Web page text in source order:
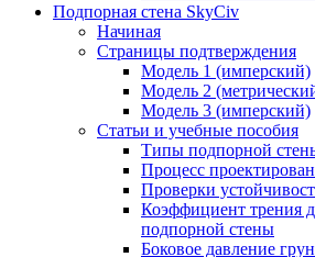
Подпорная стена SkyCiv
Начиная
Страницы подтверждения
Модель 1 (имперский)
Модель 2
Модель 3 (имперский)
Статьи и учебные пособия
Типы подпорной
Процесс
Проверки
Коэффициент трения
подпорной стены
Боковое давление